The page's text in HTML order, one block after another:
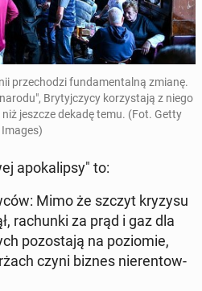
prze­cho­dzi fun­da­men­tal­ną zmianę.
Bry­tyj­czy­cy ko­rzy­sta­ją z niego
jeszcze dekadę temu. (Fot. Getty
Images)
apo­ka­lip­sy" to:
: Mimo że szczyt kryzysu
ra­chun­ki za prąd i gaz dla
po­zo­sta­ją na po­zio­mie,
czyni biznes nie­ren­tow­